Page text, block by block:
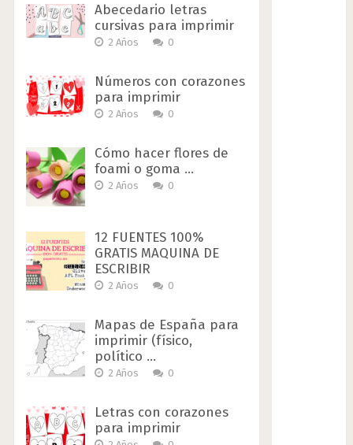
Abecedario letras
cursivas para imprimir
2 Años 0
Números con corazones
para imprimir
2 Años 0
Cómo hacer flores de
foami o goma …
2 Años 0
12 FUENTES 100%
GRATIS MAQUINA DE
ESCRIBIR
2 Años 0
Mapas de España para
imprimir (físico,
político …
2 Años 0
Letras con corazones
para imprimir